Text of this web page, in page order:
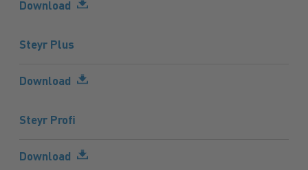
Download
Steyr Plus
Download
Steyr Profi
Download